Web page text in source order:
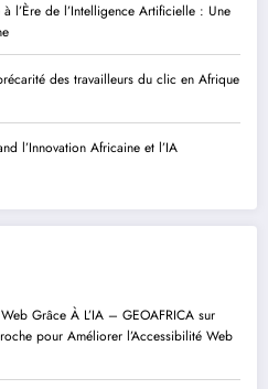
l’Ère de l’Intelligence Artificielle : Une
des travailleurs du clic en Afrique
l’Innovation Africaine et l’IA
Grâce À L’IA – GEOAFRICA sur
pour Améliorer l’Accessibilité Web